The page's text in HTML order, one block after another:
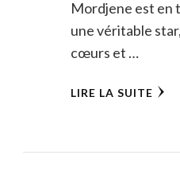
Mordjene est en
une véritable
cœurs et …
LIRE LA SUITE